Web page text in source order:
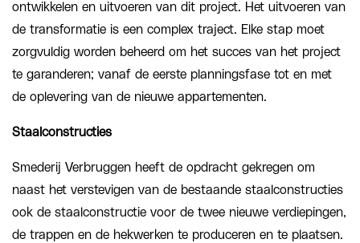
ontwikkelen en uitvoeren van dit project. Het uitvoeren van
de transformatie is een complex traject. Elke stap moet
zorgvuldig worden beheerd om het succes van het project
te garanderen; vanaf de eerste planningsfase tot en met
de oplevering van de nieuwe appartementen.
Staalconstructies
Smederij Verbruggen heeft de opdracht gekregen om
naast het verstevigen van de bestaande staalconstructies
ook de staalconstructie voor de twee nieuwe verdiepingen,
de trappen en de hekwerken te produceren en te plaatsen.